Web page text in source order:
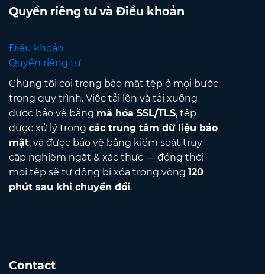
Quyền riêng tư và Điều khoản
Điều khoản
Quyền riêng tư
Chúng tôi coi trọng bảo mật tệp ở mọi bước
trong quy trình. Việc tải lên và tải xuống
được bảo vệ bằng mã hóa SSL/TLS, tệp
được xử lý trong các trung tâm dữ liệu bảo
mật, và được bảo vệ bằng kiểm soát truy
cập nghiêm ngặt & xác thực — đồng thời
mọi tệp sẽ tự động bị xóa trong vòng 120
phút sau khi chuyển đổi.
Contact